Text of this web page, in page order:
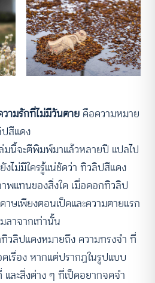
วามรักที่ไม่มีวันตายคือความหมาย
สีแดง
มนี้จะตีพิมพ์มาแล้วหลายปี แปลไป
ไม่มีใครรู้แน่ชัดว่า ทิวลิปสีแดง
พแทนของสิ่งใด เมื่อดอกทิวลิป
ษเพียงตอนเป็ดและความตายแรก
ลาจากเท่านั้น
วลิปแดงหมายถึง ความทรงจำ ที่
เรื่อง หากแต่ปรากฏในรูปแบบ
ละสิ่งต่าง ๆ ที่เป็ดอยากจดจำ